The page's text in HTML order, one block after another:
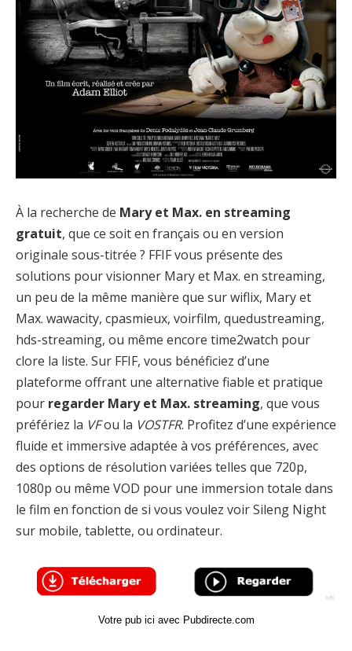
À la recherche de Mary et Max. en streaming
gratuit, que ce soit en français ou en version
originale sous-titrée ? FFIF vous présente des
solutions pour visionner Mary et Max. en streaming,
un peu de la même manière que sur wiflix, Mary et
Max. wawacity, cpasmieux, voirfilm, quedustreaming,
hds-streaming, ou même encore time2watch pour
clore la liste. Sur FFIF, vous bénéficiez d’une
plateforme offrant une alternative fiable et pratique
pour regarder Mary et Max. streaming, que vous
préfériez la VFou la VOSTFR. Profitez d’une expérience
fluide et immersive adaptée à vos préférences, avec
des options de résolution variées telles que 720p,
1080p ou même VOD pour une immersion totale dans
le film en fonction de si vous voulez voir Sileng Night
sur mobile, tablette, ou ordinateur.
Votre pub ici avec Pubdirecte.com